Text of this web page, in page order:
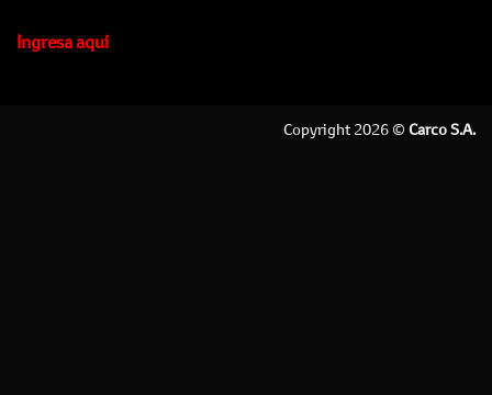
Ingresa aquí
Copyright 2026 © Carco S.A.